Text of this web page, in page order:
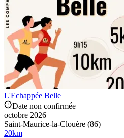
L'Echappée Belle
Date non confirmée
octobre 2026
Saint-Maurice-la-Clouère (86)
20km